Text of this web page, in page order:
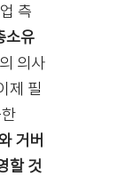
측
소유
의사
제 필
거버
할 것